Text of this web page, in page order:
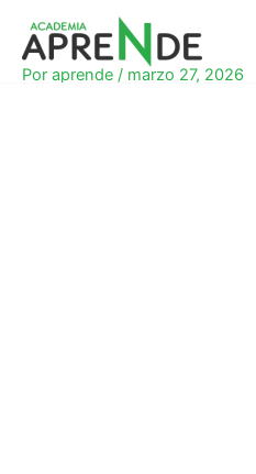
contenido
Por aprende / marzo 27, 2026